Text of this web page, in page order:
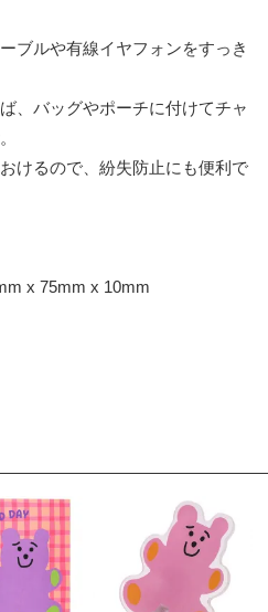
ブルや有線イヤフォンをすっき
、バッグやポーチに付けてチャ
けるので、紛失防止にも便利で
x 75mm x 10mm